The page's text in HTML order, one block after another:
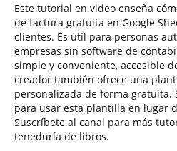
Este tutorial en video enseña
de factura gratuita en Google
clientes. Es útil para personas
empresas sin software de
simple y conveniente, accesible
creador también ofrece una
personalizada de forma gratuita.
para usar esta plantilla en lugar
Suscríbete al canal para más
teneduría de libros.